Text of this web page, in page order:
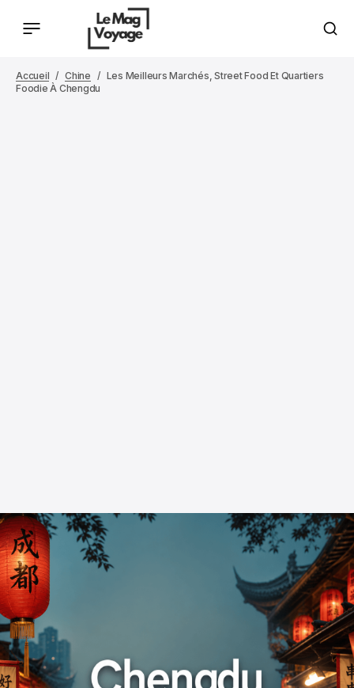
Accueil Chine
Les Meilleurs Marchés, Street Food Et Quartiers
Foodie À Chengdu